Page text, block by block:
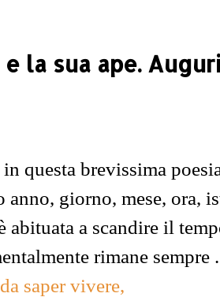
e la sua ape.
questa brevissima
anno, giorno, mese, ora,
abituata a scandire il
rimane sempre
saper vivere,